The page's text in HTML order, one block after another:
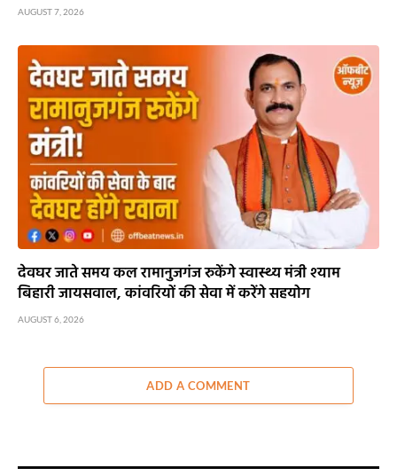
AUGUST 7, 2026
देवघर जाते समय कल रामानुजगंज रुकेंगे स्वास्थ्य मंत्री श्याम
बिहारी जायसवाल, कांवरियों की सेवा में करेंगे सहयोग
AUGUST 6, 2026
ADD A COMMENT